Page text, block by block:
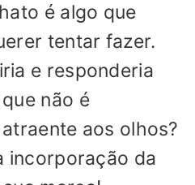
é algo que
tentar fazer.
e responderia
não é
aos olhos?
incorporação da